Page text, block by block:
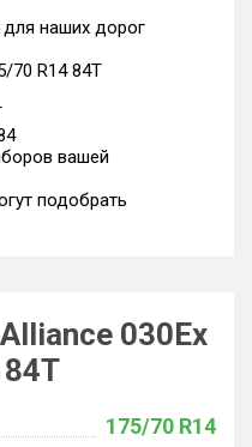
наших дорог
70 R14 84T
вашей
подобрать
030Ex
175/70 R14